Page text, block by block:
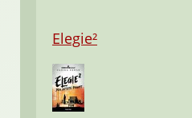
Elegie²